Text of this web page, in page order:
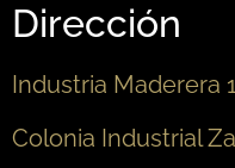
Dirección
Industria Maderera
Colonia Industrial